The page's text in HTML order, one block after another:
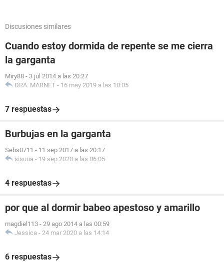
Discusiones similares
Cuando estoy dormida de repente se me cierra
la garganta
Miry88 - 3 jul 2014 a las 20:27
DRA. MARNET - 16 may 2019 a las 10:05
7 respuestas
Burbujas en la garganta
Sebs0711 - 11 sep 2017 a las 20:17
sisuua - 19 sep 2020 a las 06:05
4 respuestas
por que al dormir babeo apestoso y amarillo
magdiel113 - 29 ago 2014 a las 00:59
Jessica - 24 mar 2020 a las 14:14
6 respuestas